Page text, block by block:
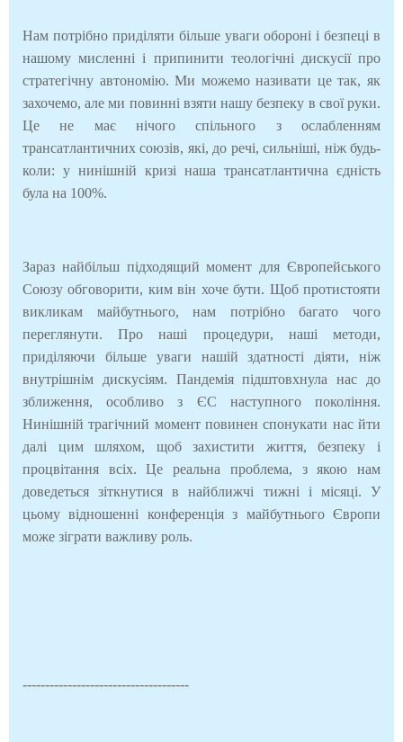
Нам потрібно приділяти більше уваги обороні і безпеці в
нашому мисленні і припинити теологічні дискусії про
стратегічну автономію. Ми можемо називати це так, як
захочемо, але ми повинні взяти нашу безпеку в свої руки.
Це не має нічого спільного з ослабленням
трансатлантичних союзів, які, до речі, сильніші, ніж будь-
коли: у нинішній кризі наша трансатлантична єдність
була на 100%.
Зараз найбільш підходящий момент для Європейського
Союзу обговорити, ким він хоче бути. Щоб протистояти
викликам майбутнього, нам потрібно багато чого
переглянути. Про наші процедури, наші методи,
приділяючи більше уваги нашій здатності діяти, ніж
внутрішнім дискусіям. Пандемія підштовхнула нас до
зближення, особливо з ЄС наступного покоління.
Нинішній трагічний момент повинен спонукати нас йти
далі цим шляхом, щоб захистити життя, безпеку і
процвітання всіх. Це реальна проблема, з якою нам
доведеться зіткнутися в найближчі тижні і місяці. У
цьому відношенні конференція з майбутнього Європи
може зіграти важливу роль.
-------------------------------------